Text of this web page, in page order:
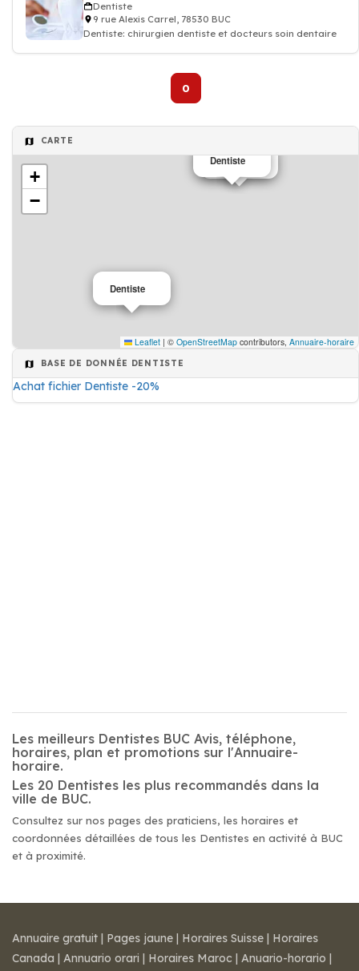
Dentiste
9 rue Alexis Carrel, 78530 BUC
Dentiste: chirurgien dentiste et docteurs soin dentaire
0
CARTE
Dentiste
Dentiste
Dentiste
+
−
Leaflet | © OpenStreetMap contributors, Annuaire-horaire
BASE DE DONNÉE DENTISTE
Achat fichier Dentiste -20%
Les meilleurs Dentistes BUC Avis, téléphone,
horaires, plan et promotions sur l'Annuaire-
horaire.
Les 20 Dentistes les plus recommandés dans la
ville de BUC.
Consultez sur nos pages des praticiens, les horaires et
coordonnées détaillées de tous les Dentistes en activité à BUC
et à proximité.
Annuaire gratuit | Pages jaune | Horaires Suisse | Horaires
Canada | Annuario orari | Horaires Maroc | Anuario-horario |